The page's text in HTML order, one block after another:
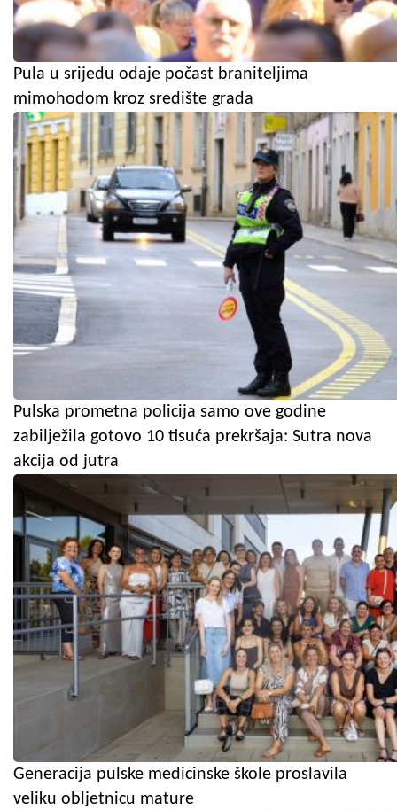
Pula u srijedu odaje počast braniteljima
mimohodom kroz središte grada
Pulska prometna policija samo ove godine
zabilježila gotovo 10 tisuća prekršaja: Sutra nova
akcija od jutra
Generacija pulske medicinske škole proslavila
veliku obljetnicu mature